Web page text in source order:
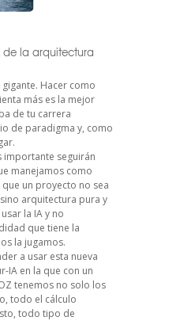
de la arquitectura
gigante. Hacer como
más es la mejor
de tu carrera
de paradigma y, como
importante seguirán
manejamos como
un proyecto no sea
arquitectura pura y
la IA y no
que tiene la
la jugamos.
a usar esta nueva
IA en la que con un
tenemos no solo los
todo el cálculo
todo tipo de